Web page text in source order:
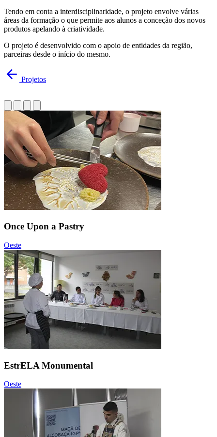
Tendo em conta a interdisciplinaridade, o projeto envolve várias
áreas da formação o que permite aos alunos a conceção dos novos
produtos apelando à criatividade.
O projeto é desenvolvido com o apoio de entidades da região,
parceiras desde o início do mesmo.
Projetos
Once Upon a Pastry
Oeste
EstrELA Monumental
Oeste